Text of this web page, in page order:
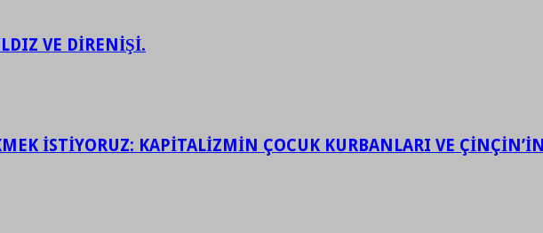
VE DİRENİŞİ.
İSTİYORUZ: KAPİTALİZMİN ÇOCUK KURBANLARI VE